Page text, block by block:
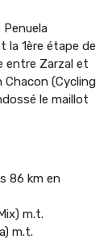
Penuela
la 1ère étape de
entre Zarzal et
Chacon (Cycling
le maillot
86 km en
m.t.
m.t.